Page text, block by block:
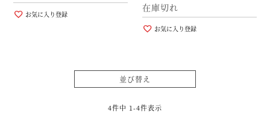
お気に入り登録
在庫切れ
お気に入り登録
並び替え
4件中 1-4件表示